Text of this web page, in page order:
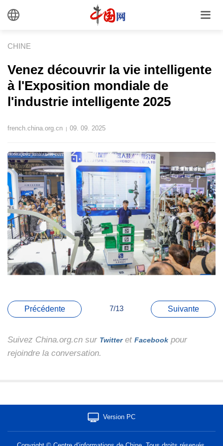
CHINE
Venez découvrir la vie intelligente
à l'Exposition mondiale de
l'industrie intelligente 2025
french.china.org.cn | 09. 09. 2025
Précédente 7/13 Suivante
Suivez China.org.cn sur Twitteret Facebook pour
rejoindre la conversation.
Version PC